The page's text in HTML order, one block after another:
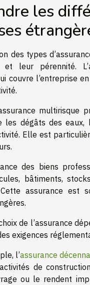
les
des types
et leur pérennité.
couvre l’entreprise
multirisque
les dégâts des
Elle est
des biens
bâtiments,
assurance est
de l’assurance
exigences
l’assurance
de
ou le rendent